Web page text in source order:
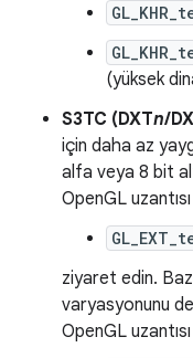
(yüksek
S3TC (DXTn/
için daha az
alfa veya 8 bit
OpenGL
ziyaret edin.
varyasyonunu
OpenGL uzantısı